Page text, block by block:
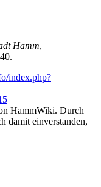
Hamm,
index.php?
HammWiki. Durch
damit einverstanden,